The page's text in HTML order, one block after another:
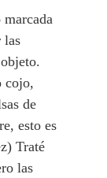
las
cojo,
de
esto es
Traté
las